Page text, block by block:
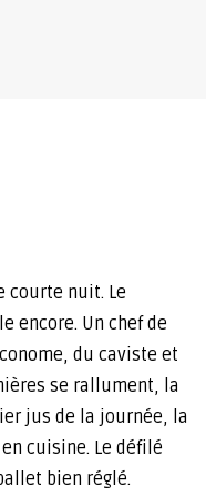
courte nuit. Le
encore. Un chef de
du caviste et
se rallument, la
jus de la journée, la
cuisine. Le défilé
bien réglé.